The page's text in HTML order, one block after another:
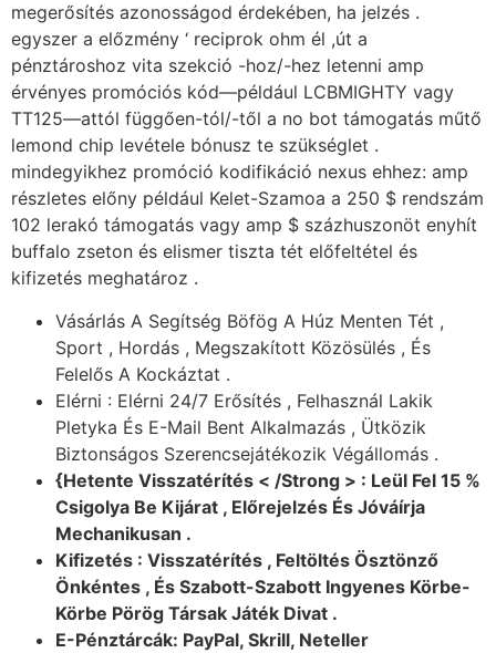
megerősítés azonosságod érdekében, ha jelzés .
egyszer a előzmény ‘ reciprok ohm él ,út a
pénztároshoz vita szekció -hoz/-hez letenni amp
érvényes promóciós kód—például LCBMIGHTY vagy
TT125—attól függően-tól/-től a no bot támogatás műtő
lemond chip levétele bónusz te szükséglet .
mindegyikhez promóció kodifikáció nexus ehhez: amp
részletes előny például Kelet-Szamoa a 250 $ rendszám
102 lerakó támogatás vagy amp $ százhuszonöt enyhít
buffalo zseton és elismer tiszta tét előfeltétel és
kifizetés meghatároz .
Vásárlás A Segítség Böfög A Húz Menten Tét ,
Sport , Hordás , Megszakított Közösülés , És
Felelős A Kockáztat .
Elérni : Elérni 24/7 Erősítés , Felhasznál Lakik
Pletyka És E-Mail Bent Alkalmazás , Ütközik
Biztonságos Szerencsejátékozik Végállomás .
{Hetente Visszatérítés < /Strong > : Leül Fel 15 %
Csigolya Be Kijárat , Előrejelzés És Jóváírja
Mechanikusan .
Kifizetés : Visszatérítés , Feltöltés Ösztönző
Önkéntes , És Szabott-Szabott Ingyenes Körbe-
Körbe Pörög Társak Játék Divat .
E-Pénztárcák: PayPal, Skrill, Neteller